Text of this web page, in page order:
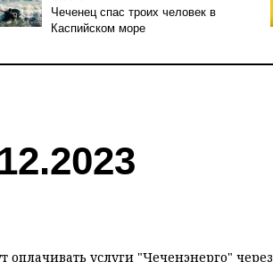
Чеченец спас троих человек в
Каспийском море
оплачивать услуги "Чеченэнерго" через